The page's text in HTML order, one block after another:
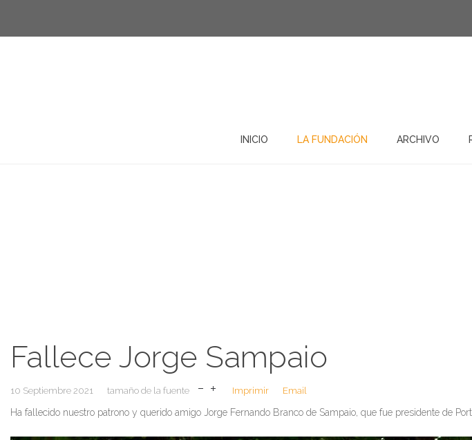
INICIO LA FUNDACIÓN ARCHIVO
Fallece Jorge Sampaio
10 Septiembre 2021 tamaño de la fuente Imprimir Email
Ha fallecido nuestro patrono y querido amigo Jorge Fernando Branco de Sampaio, que fue presidente de